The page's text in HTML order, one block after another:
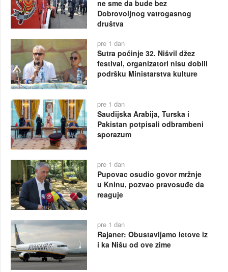
ne sme da bude bez
Dobrovoljnog vatrogasnog
društva
pre 1 dan
Sutra počinje 32. Nišvil džez
festival, organizatori nisu dobili
podršku Ministarstva kulture
pre 1 dan
Saudijska Arabija, Turska i
Pakistan potpisali odbrambeni
sporazum
pre 1 dan
Pupovac osudio govor mržnje
u Kninu, pozvao pravosuđe da
reaguje
pre 1 dan
Rajaner: Obustavljamo letove iz
i ka Nišu od ove zime